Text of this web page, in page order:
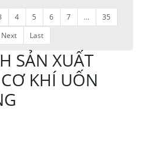
4 5 6 7 ...
35
Next Last
SẢN XUẤT
KHÍ UỐN